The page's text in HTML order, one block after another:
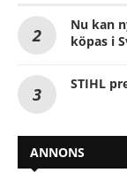
Nu kan
köpas i
STIHL
ANNONS